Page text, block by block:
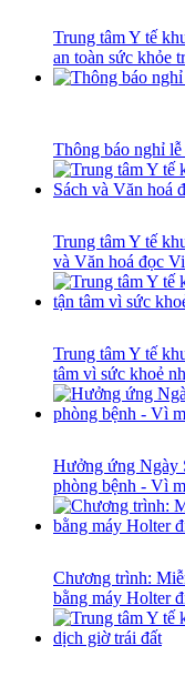
Trung tâm Y tế
an toàn sức khỏe
Thông báo nghỉ
Trung tâm Y tế
và Văn hoá đọc
Trung tâm Y tế
tâm vì sức khoẻ
Hưởng ứng Ngày
phòng bệnh - Vì
Chương trình:
bằng máy Holter